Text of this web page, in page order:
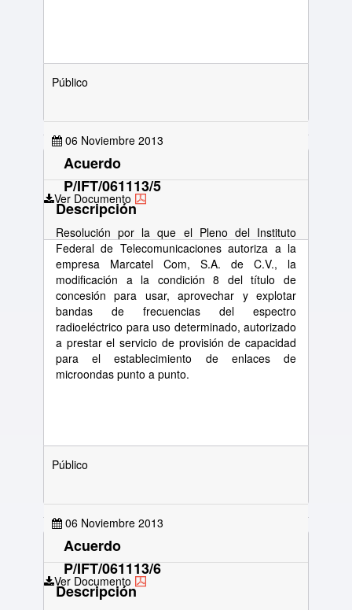
Público
06 Noviembre 2013
Ver Documento
Acuerdo
P/IFT/061113/5
Descripción
Resolución por la que el Pleno del Instituto
Federal de Telecomunicaciones autoriza a la
empresa Marcatel Com, S.A. de C.V., la
modificación a la condición 8 del título de
concesión para usar, aprovechar y explotar
bandas de frecuencias del espectro
radioeléctrico para uso determinado, autorizado
a prestar el servicio de provisión de capacidad
para el establecimiento de enlaces de
microondas punto a punto.
Público
06 Noviembre 2013
Ver Documento
Acuerdo
P/IFT/061113/6
Descripción